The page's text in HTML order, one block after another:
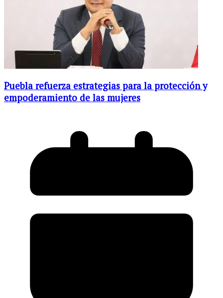
Puebla refuerza estrategias para la protección y
empoderamiento de las mujeres